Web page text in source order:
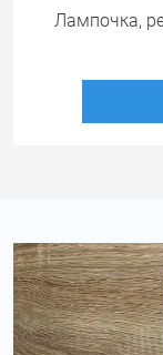
Лампочка,